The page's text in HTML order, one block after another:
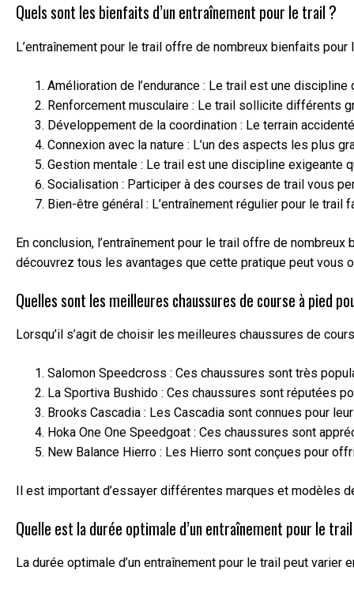
Quels sont les bienfaits d’un entraînement pour le trail ?
L’entraînement pour le trail offre de nombreux bienfaits
Amélioration de l’endurance : Le trail est une
Renforcement musculaire : Le trail sollicite différents
Développement de la coordination : Le terrain
Connexion avec la nature : L’un des aspects les plus
Gestion mentale : Le trail est une discipline exigeante
Socialisation : Participer à des courses de trail vous
Bien-être général : L’entraînement régulier pour le
En conclusion, l’entraînement pour le trail offre de
découvrez tous les avantages que cette pratique peut vous
Quelles sont les meilleures chaussures de course à pied
Lorsqu’il s’agit de choisir les meilleures chaussures de
Salomon Speedcross : Ces chaussures sont très
La Sportiva Bushido : Ces chaussures sont réputées
Brooks Cascadia : Les Cascadia sont connues pour
Hoka One One Speedgoat : Ces chaussures sont
New Balance Hierro : Les Hierro sont conçues pour
Il est important d’essayer différentes marques et modèles
Quelle est la durée optimale d’un entraînement pour le
La durée optimale d’un entraînement pour le trail peut